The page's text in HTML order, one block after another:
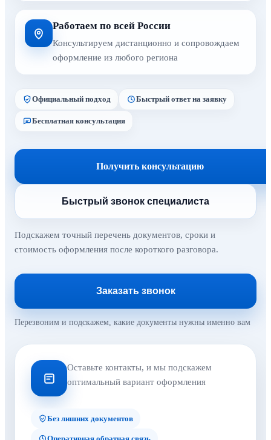
Работаем по всей России
Консультируем дистанционно и сопровождаем
оформление из любого региона
Официальный подход Быстрый ответ на заявку
Бесплатная консультация
Получить консультацию
Быстрый звонок специалиста
Подскажем точный перечень документов, сроки и
стоимость оформления после короткого разговора.
Заказать звонок
Перезвоним и подскажем, какие документы нужны именно вам
Оставьте контакты, и мы подскажем
оптимальный вариант оформления
Без лишних документов